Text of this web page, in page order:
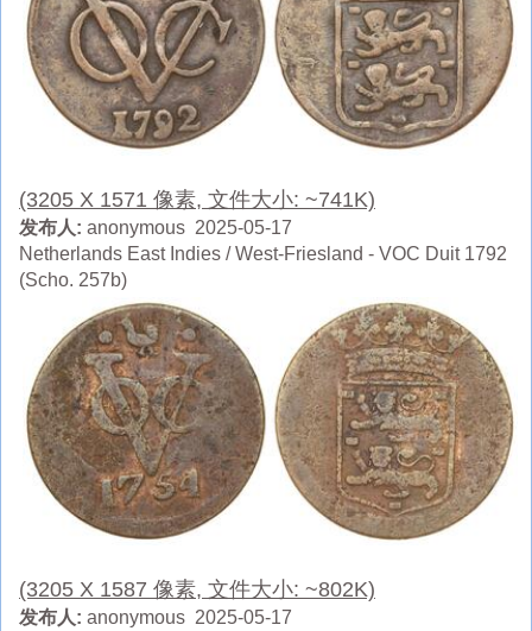
(3205 X 1571 像素, 文件大小: ~741K)
发布人: anonymous 2025-05-17
Netherlands East Indies / West-Friesland - VOC Duit 1792
(Scho. 257b)
(3205 X 1587 像素, 文件大小: ~802K)
发布人: anonymous 2025-05-17